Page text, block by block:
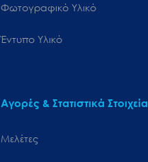
Φωτογραφικό Υλικό
Έντυπο Υλικό
Αγορές & Στατιστικά Στοιχεία
Μελέτες